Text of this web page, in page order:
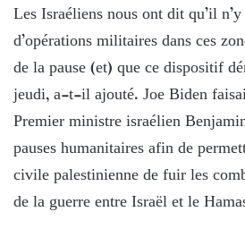
Les Israéliens nous ont dit qu’il
d’opérations militaires dans ces
de la pause (et) que ce dispositif
jeudi, a-t-il ajouté. Joe Biden
Premier ministre israélien
pauses humanitaires afin de
civile palestinienne de fuir les
de la guerre entre Israël et le